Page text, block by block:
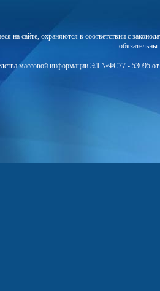
на сайте, охраняются в соответствии с
массовой информации ЭЛ №ФС77 - 53095